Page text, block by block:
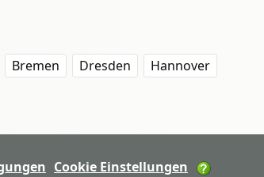
Bremen Dresden
Hannover
Cookie Einstellungen